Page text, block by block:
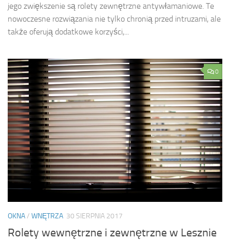
jego zwiększenie są rolety zewnętrzne antywłamaniowe. Te
nowoczesne rozwiązania nie tylko chronią przed intruzami, ale
także oferują dodatkowe korzyści,...
0
OKNA/ WNĘTRZA 30 SIERPNIA 2017
Rolety wewnętrzne i zewnętrzne w Lesznie